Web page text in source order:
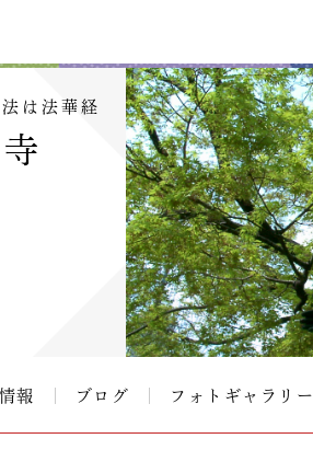
は法華経
報 ブログ フォトギャラリー